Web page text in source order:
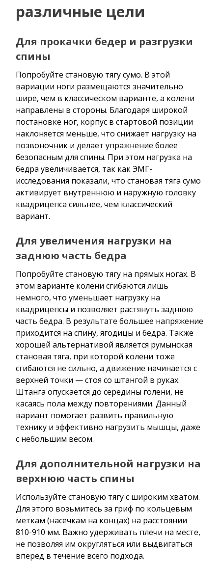
различные цели
Для прокачки бедер и разгрузки
спины
Попробуйте становую тягу сумо. В этой
вариации ноги размещаются значительно
шире, чем в классическом варианте, а колени
направлены в стороны. Благодаря широкой
постановке ног, корпус в стартовой позиции
наклоняется меньше, что снижает нагрузку на
позвоночник и делает упражнение более
безопасным для спины. При этом нагрузка на
бедра увеличивается, так как ЭМГ-
исследования показали, что становая тяга сумо
активирует внутреннюю и наружную головку
квадрицепса сильнее, чем классический
вариант.
Для увеличения нагрузки на
заднюю часть бедра
Попробуйте становую тягу на прямых ногах. В
этом варианте колени сгибаются лишь
немного, что уменьшает нагрузку на
квадрицепсы и позволяет растянуть заднюю
часть бедра. В результате большее напряжение
приходится на спину, ягодицы и бедра. Также
хорошей альтернативой является румынская
становая тяга, при которой колени тоже
сгибаются не сильно, а движение начинается с
верхней точки — стоя со штангой в руках.
Штанга опускается до середины голени, не
касаясь пола между повторениями. Данный
вариант помогает развить правильную
технику и эффективно нагрузить мышцы, даже
с небольшим весом.
Для дополнительной нагрузки на
верхнюю часть спины
Используйте становую тягу с широким хватом.
Для этого возьмитесь за гриф по кольцевым
меткам (насечкам на концах) на расстоянии
810-910 мм. Важно удерживать плечи на месте,
не позволяя им округляться или выдвигаться
вперёд в течение всего подхода.